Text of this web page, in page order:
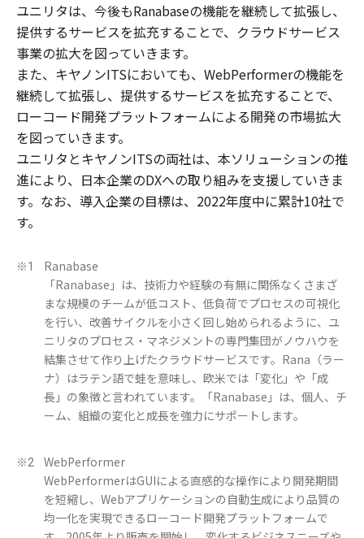
ユニリタは、今後もRanabaseの機能を継続して拡張し、
提供するサービスを拡充することで、クラウドサービス
事業の拡大を図っていきます。
また、キヤノンITSにおいても、WebPerformerの機能を
継続して拡張し、提供するサービスを拡充することで、
ローコード開発プラットフォームによる開発の市場拡大
を図っていきます。
ユニリタとキヤノンITSの両社は、本ソリューションの推
進により、日本企業のDXへの取り組みを支援していきま
す。なお、導入企業の目標は、2022年度中に累計10社で
す。
※1
Ranabase
「Ranabase」は、技術力や経験の有無に関係なくさまざ
まな規模のチームが低コスト、低負荷でプロセスの可視化
を行い、改善サイクルを小さく回し始められるように、ユ
ニリタのプロセス・マネジメントの専門集団がノウハウを
結集させて作り上げたクラウドサービスです。Rana（ラー
ナ）はラテン語で蛙を意味し、欧米では「変化」や「成
長」の象徴と言われています。「Ranabase」は、個人、チ
ーム、組織の変化と成長を強力にサポートします。
※2
WebPerformer
WebPerformerはGUIによる直感的な操作により開発期間
を短縮し、Webアプリケーションの自動生成により品質の
均一化を実現できるローコード開発プラットフォームで